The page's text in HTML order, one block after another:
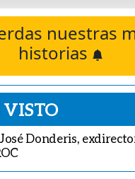
nuestras
historias
Donderis,